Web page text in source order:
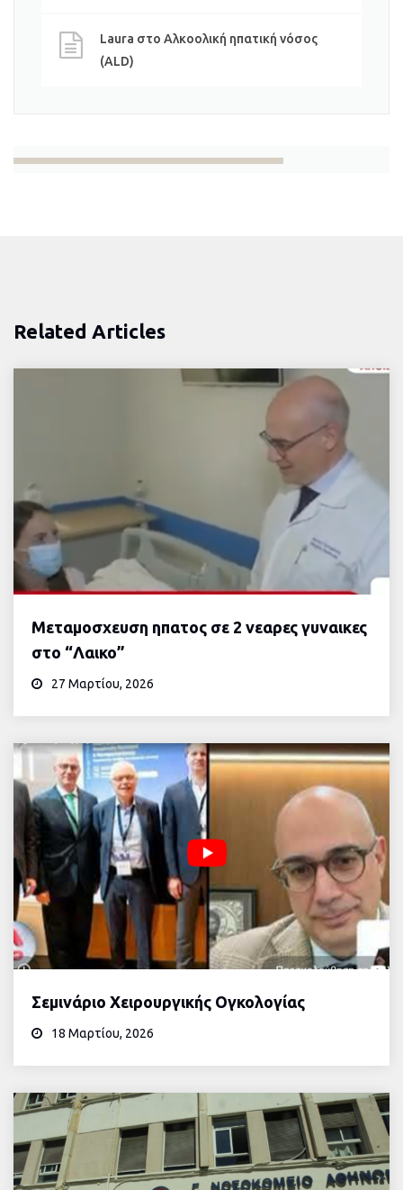
Laura στο Αλκοολική ηπατική νόσος
(ALD)
Related Articles
Μεταμοσχευση ηπατος σε 2 νεαρες γυναικες
στο “Λαικο”
27 Μαρτίου, 2026
Σεμινάριο Χειρουργικής Ογκολογίας
18 Μαρτίου, 2026